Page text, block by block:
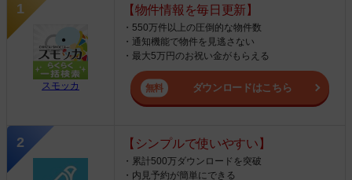
スモッカ
【物件情報を毎日更新】
・550万件以上の圧倒的な物件数
・通知機能で物件を見逃さない
・最大5万円のお祝い金がもらえる
ダウンロードはこちら
【シンプルで使いやすい】
・累計500万ダウンロードを突破
・内見予約が簡単にできる